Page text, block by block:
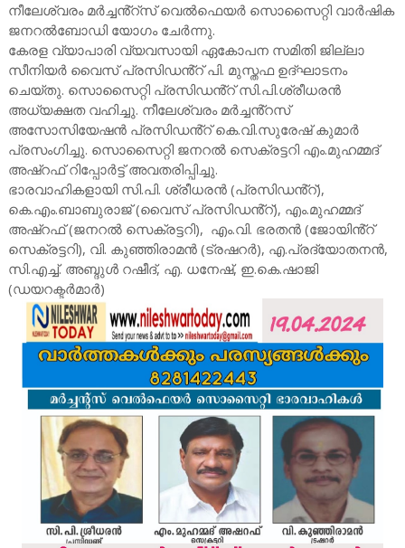
നീലേശ്വരം മർച്ചൻ്റ്സ് വെൽഫെയർ സൊസൈറ്റി വാർഷിക
ജനറൽബോഡി യോഗം ചേർന്നു.
കേരള വ്യാപാരി വ്യവസായി ഏകോപന സമിതി ജില്ലാ
സീനിയർ വൈസ് പ്രസിഡൻ്റ് പി. മുസ്തഫ ഉദ്ഘാടനം
ചെയ്തു. സൊസൈറ്റി പ്രസിഡൻ്റ് സി.പി.ശ്രീധരൻ
അധ്യക്ഷത വഹിച്ചു. നീലേശ്വരം മർച്ചൻ്റസ്
അസോസിയേഷൻ പ്രസിഡൻ്റ് കെ.വി.സുരേഷ് കുമാർ
പ്രസംഗിച്ചു. സൊസൈറ്റി ജനറൽ സെക്രട്ടറി എം.മുഹമ്മദ്
അഷ്റഫ് റിപ്പോർട്ട് അവതരിപ്പിച്ചു.
ഭാരവാഹികളായി സി.പി. ശ്രീധരൻ (പ്രസിഡൻ്റ്),
കെ.എം.ബാബുരാജ് (വൈസ് പ്രസിഡൻ്റ്), എം.മുഹമ്മദ്
അഷ്റഫ് (ജനറൽ സെക്രട്ടറി), എം.വി. ഭരതൻ (ജോയിൻ്റ്
സെക്രട്ടറി), വി. കുഞ്ഞിരാമൻ (ട്രഷറർ), എ.പ്രദ്യോതനൻ,
സി.എച്ച്. അബ്ദുൾ റഷീദ്, എ. ധനേഷ്, ഇ.കെ.ഷാജി
(ഡയറക്ടർമാർ)